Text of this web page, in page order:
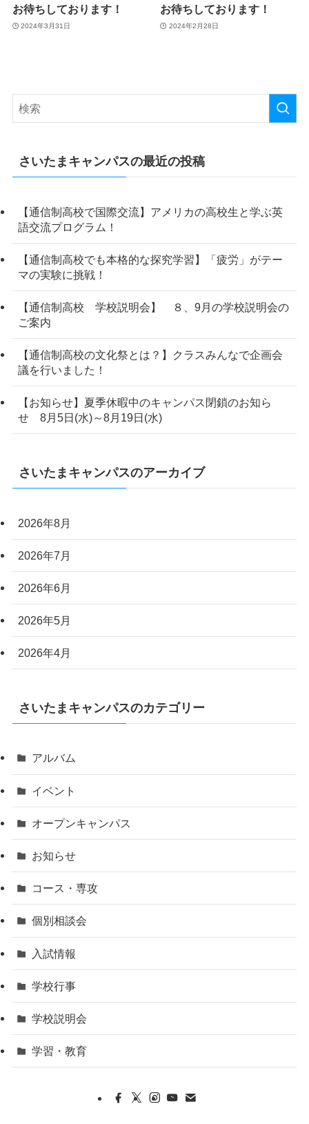
お待ちしております！
2024年3月31日
お待ちしております！
2024年2月28日
さいたまキャンパスの最近の投稿
【通信制高校で国際交流】アメリカの高校生と学ぶ英
語交流プログラム！
【通信制高校でも本格的な探究学習】「疲労」がテー
マの実験に挑戦！
【通信制高校 学校説明会】 ８、9月の学校説明会の
ご案内
【通信制高校の文化祭とは？】クラスみんなで企画会
議を行いました！
【お知らせ】夏季休暇中のキャンパス閉鎖のお知ら
せ 8月5日(水)～8月19日(水)
さいたまキャンパスのアーカイブ
2026年8月
2026年7月
2026年6月
2026年5月
2026年4月
さいたまキャンパスのカテゴリー
アルバム
イベント
オープンキャンパス
お知らせ
コース・専攻
個別相談会
入試情報
学校行事
学校説明会
学習・教育